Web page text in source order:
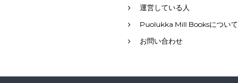
運営している人
Puolukka Mill Booksについて
お問い合わせ